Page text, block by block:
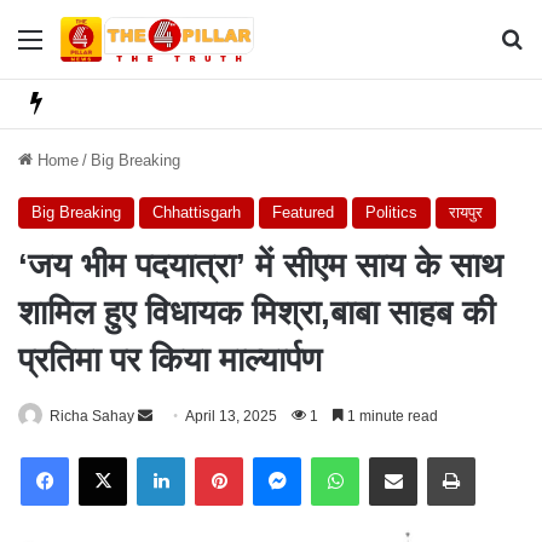
Menu
Home / Big Breaking
Big Breaking Chhattisgarh Featured Politics रायपुर
‘जय भीम पदयात्रा’ में सीएम साय के साथ
शामिल हुए विधायक मिश्रा,बाबा साहब की
प्रतिमा पर किया माल्यार्पण
Richa Sahay
n
d
April 13, 2025 1 1 minute read
X